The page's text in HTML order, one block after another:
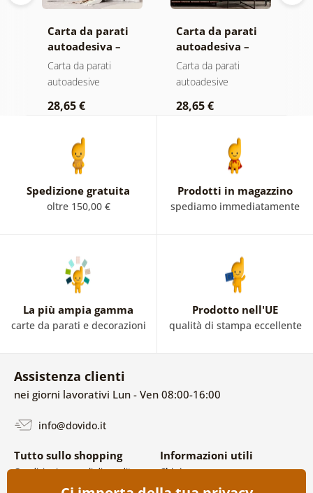
Carta da parati
autoadesiva –
Foglie con
sfumatura
Carta da parati
autoadesive
28,65 €
Carta da parati
autoadesiva –
Foresta nella
nebbia
Carta da parati
autoadesive
28,65 €
Spedizione gratuita
oltre 150,00 €
Prodotti in magazzino
spediamo immediatamente
La più ampia gamma
carte da parati e decorazioni
Prodotto nell'UE
qualità di stampa eccellente
Assistenza clienti
nei giorni lavorativi Lun - Ven 08:00-16:00
info@dovido.it
Tutto sullo shopping
Condizioni generali di vendita e
Informazioni utili
Chi siamo
FAQ